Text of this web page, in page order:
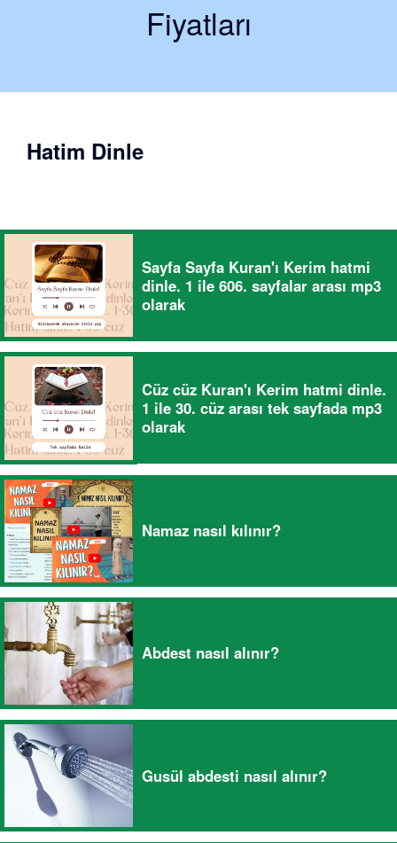
Fiyatları
Hatim Dinle
Sayfa Sayfa Kuran'ı Kerim hatmi
dinle. 1 ile 606. sayfalar arası mp3
olarak
Cüz cüz Kuran'ı Kerim hatmi dinle.
1 ile 30. cüz arası tek sayfada mp3
olarak
Namaz nasıl kılınır?
Abdest nasıl alınır?
Gusül abdesti nasıl alınır?